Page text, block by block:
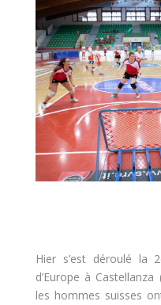
Hier s’est déroulé la
d’Europe à
les hommes suisses